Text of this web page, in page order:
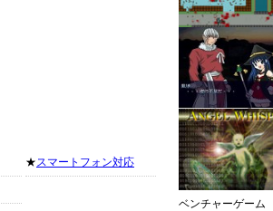
★スマートフォン対応
ベンチャーゲーム